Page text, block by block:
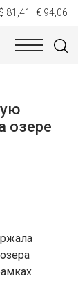
$ 81,41 € 94,06
озере